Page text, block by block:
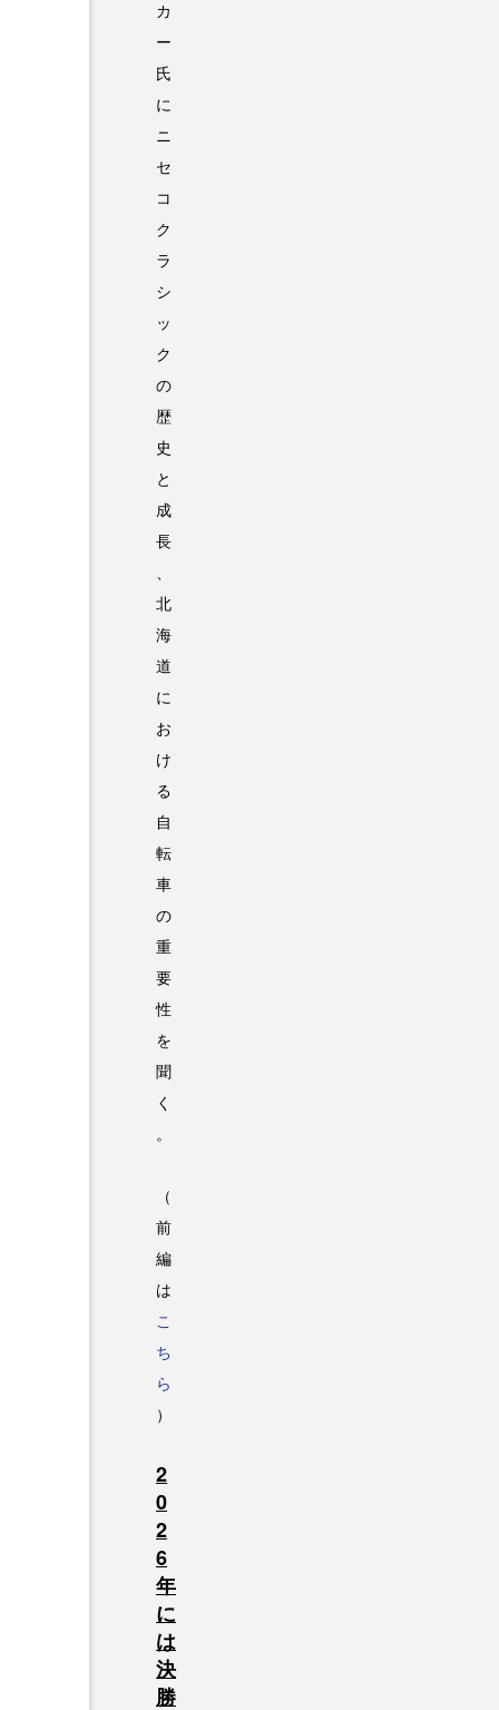
カ
ー
氏
に
ニ
セ
コ
ク
ラ
シ
ッ
ク
の
歴
史
と
成
長
北
海
道
に
お
け
る
自
転
車
の
重
要
性
を
聞
く
。
（
前
編
は
こ
ち
ら
）
2
0
2
6
年
に
は
決
勝